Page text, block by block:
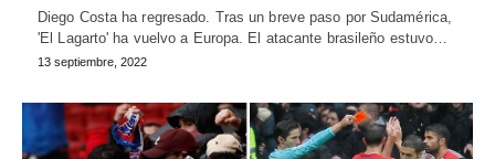
Diego Costa ha regresado. Tras un breve paso por Sudamérica,
'El Lagarto' ha vuelvo a Europa. El atacante brasileño estuvo…
13 septiembre, 2022